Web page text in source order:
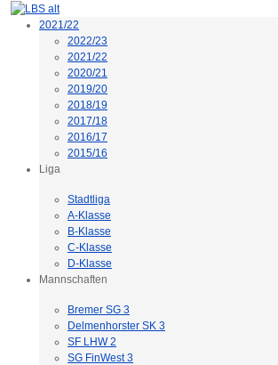
2021/22
2022/23
2021/22
2020/21
2019/20
2018/19
2017/18
2016/17
2015/16
Liga
Stadtliga
A-Klasse
B-Klasse
C-Klasse
D-Klasse
Mannschaften
Bremer SG 3
Delmenhorster SK 3
SF LHW 2
SG FinWest 3